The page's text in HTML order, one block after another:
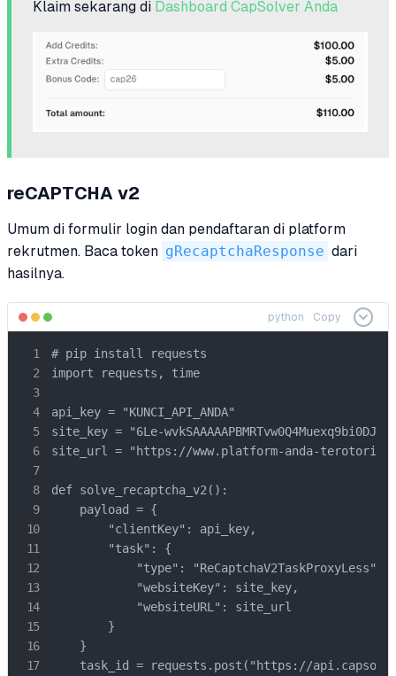
Klaim sekarang di Dashboard CapSolver Anda
reCAPTCHA v2
Umum di formulir login dan pendaftaran di platform
rekrutmen. Baca token gRecaptchaResponse dari
hasilnya.
python Copy
# pip install requests
import requests, time
api_key = "KUNCI_API_ANDA"
site_key = "6Le-
site_url = "https://www.platform-anda-
def solve_recaptcha_v2():
    payload = {
        "clientKey": api_key,
        "task": {
            "type": "ReCaptchaV2TaskProxyLess",
            "websiteKey": site_key,
            "websiteURL": site_url
        }
    }
task_id = requests.post("https://